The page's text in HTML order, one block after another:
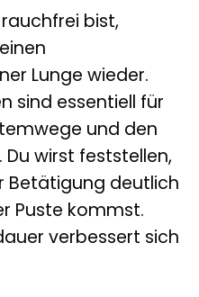
bist,
Lunge wieder.
sind essentiell für
und den
wirst feststellen,
Betätigung deutlich
Puste kommst.
verbessert sich